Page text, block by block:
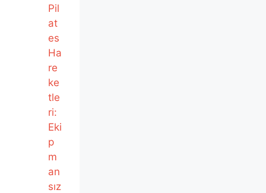
Pil
at
es
Ha
re
ke
tle
ri:
Eki
p
m
an
sız